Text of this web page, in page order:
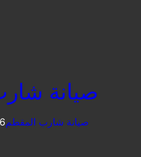
صيانة
صيانة شارب المقطم